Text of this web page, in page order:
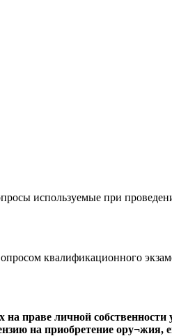
используемые при
квалификационного
на праве личной
на приобретение ору¬жия,